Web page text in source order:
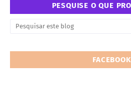
PESQUISE O QUE
FACEBOOK